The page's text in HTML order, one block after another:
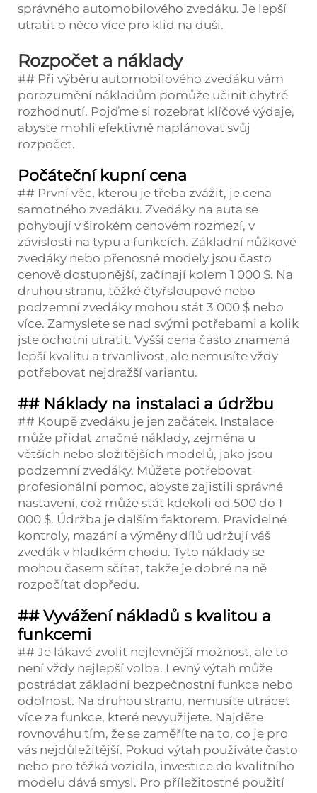
správného automobilového zvedáku. Je lepší
utratit o něco více pro klid na duši.
Rozpočet a náklady
## Při výběru automobilového zvedáku vám
porozumění nákladům pomůže učinit chytré
rozhodnutí. Pojďme si rozebrat klíčové výdaje,
abyste mohli efektivně naplánovat svůj
rozpočet.
Počáteční kupní cena
## První věc, kterou je třeba zvážit, je cena
samotného zvedáku. Zvedáky na auta se
pohybují v širokém cenovém rozmezí, v
závislosti na typu a funkcích. Základní nůžkové
zvedáky nebo přenosné modely jsou často
cenově dostupnější, začínají kolem 1 000 $. Na
druhou stranu, těžké čtyřsloupové nebo
podzemní zvedáky mohou stát 3 000 $ nebo
více. Zamyslete se nad svými potřebami a kolik
jste ochotni utratit. Vyšší cena často znamená
lepší kvalitu a trvanlivost, ale nemusíte vždy
potřebovat nejdražší variantu.
## Náklady na instalaci a údržbu
## Koupě zvedáku je jen začátek. Instalace
může přidat značné náklady, zejména u
větších nebo složitějších modelů, jako jsou
podzemní zvedáky. Můžete potřebovat
profesionální pomoc, abyste zajistili správné
nastavení, což může stát kdekoli od 500 do 1
000 $. Údržba je dalším faktorem. Pravidelné
kontroly, mazání a výměny dílů udržují váš
zvedák v hladkém chodu. Tyto náklady se
mohou časem sčítat, takže je dobré na ně
rozpočítat dopředu.
## Vyvážení nákladů s kvalitou a
funkcemi
## Je lákavé zvolit nejlevnější možnost, ale to
není vždy nejlepší volba. Levný výtah může
postrádat základní bezpečnostní funkce nebo
odolnost. Na druhou stranu, nemusíte utrácet
více za funkce, které nevyužijete. Najděte
rovnováhu tím, že se zaměříte na to, co je pro
vás nejdůležitější. Pokud výtah používáte často
nebo pro těžká vozidla, investice do kvalitního
modelu dává smysl. Pro příležitostné použití